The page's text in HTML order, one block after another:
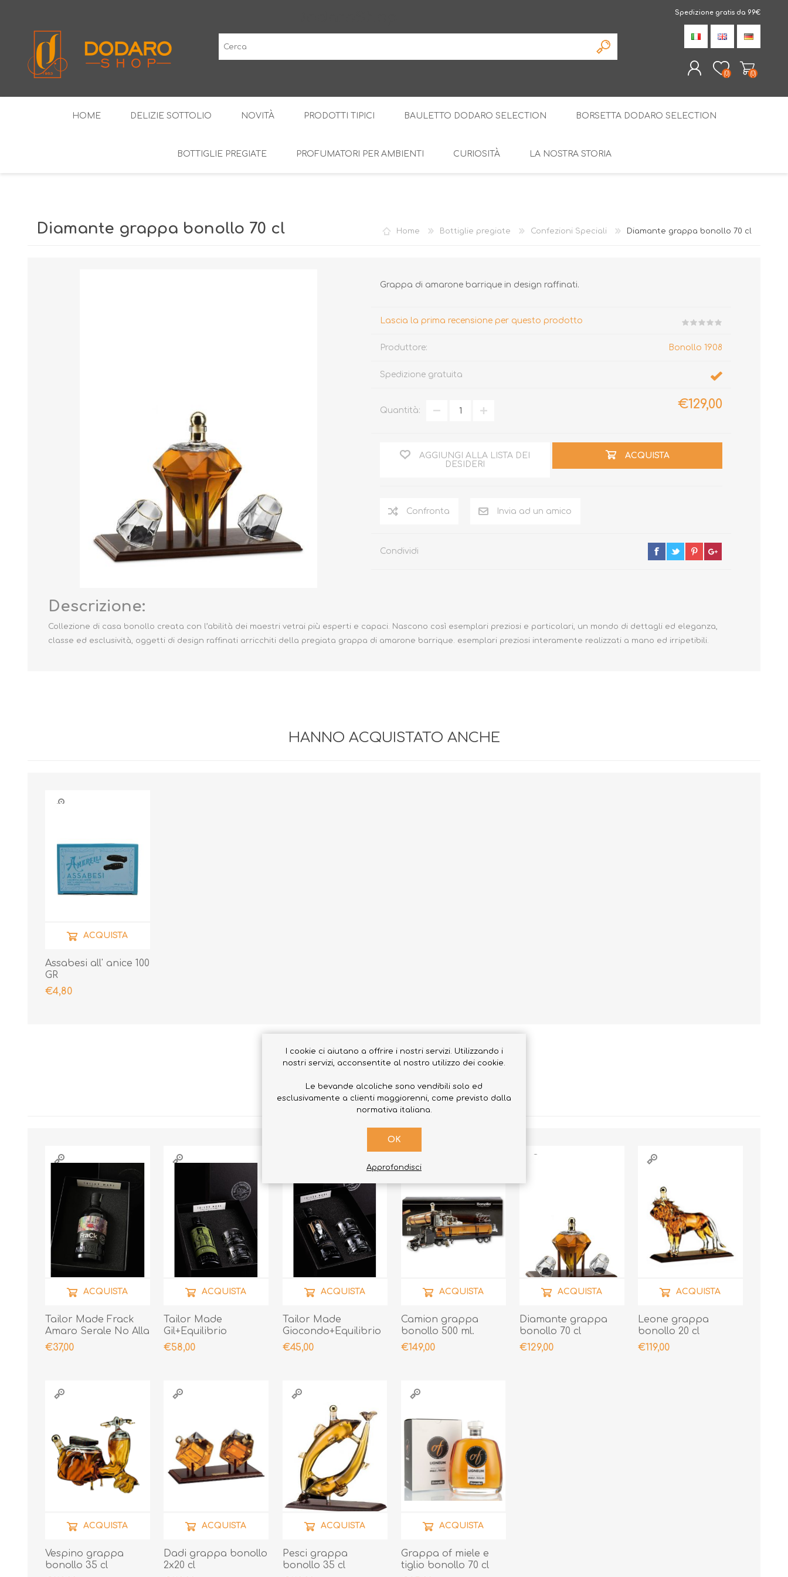
Spedizione gratis da 99€
REGISTRATI
(0) (0)
HOME DELIZIE SOTTOLIO NOVITÀ PRODOTTI TIPICI BAULETTO DODARO SELECTION BORSETTA DODARO SELECTION
BOTTIGLIE PREGIATE PROFUMATORI PER AMBIENTI CURIOSITÀ LA NOSTRA STORIA
Home Bottiglie pregiate Confezioni Speciali Diamante grappa bonollo 70 cl
Diamante grappa bonollo 70 cl
Grappa di amarone barrique in design raffinati.
Lascia la prima recensione per questo prodotto
Produttore: Bonollo 1908
Spedizione gratuita
€129,00
Quantità:
AGGIUNGI ALLA LISTA DEI
DESIDERI
ACQUISTA
Confronta Invia ad un amico
Condividi
Descrizione:
Collezione di casa bonollo creata con l’abilità dei maestri vetrai più esperti e capaci. Nascono così esemplari preziosi e particolari, un mondo di dettagli ed eleganza,
classe ed esclusività, oggetti di design raffinati arricchiti della pregiata grappa di amarone barrique. esemplari preziosi interamente realizzati a mano ed irripetibili.
HANNO ACQUISTATO ANCHE
Assabesi all' anice 100
GR
€4,80
ACQUISTA
PRODOTTI CORRELATI
Tailor Made Frack
Amaro Serale No Alla
Moda Astuccio
€37,00
ACQUISTA
Tailor Made
Gil+Equilibrio
€58,00
ACQUISTA
Tailor Made
Giocondo+Equilibrio
€45,00
ACQUISTA
Camion grappa
bonollo 500 ml.
€149,00
ACQUISTA
Diamante grappa
bonollo 70 cl
€129,00
ACQUISTA
Leone grappa
bonollo 20 cl
€119,00
ACQUISTA
Vespino grappa
bonollo 35 cl
ACQUISTA
Dadi grappa bonollo
2x20 cl
ACQUISTA
Pesci grappa
bonollo 35 cl
ACQUISTA
Grappa of miele e
tiglio bonollo 70 cl
ACQUISTA
I cookie ci aiutano a offrire i nostri servizi. Utilizzando i
nostri servizi, acconsentite al nostro utilizzo dei cookie.
Le bevande alcoliche sono vendibili solo ed
esclusivamente a clienti maggiorenni, come previsto dalla
normativa italiana.
OK
Approfondisci